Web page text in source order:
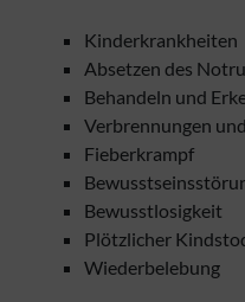
Kinderkrankheiten
Absetzen des
Behandeln und
Verbrennungen
Fieberkrampf
Bewusstlosigkeit
Plötzlicher
Wiederbelebung